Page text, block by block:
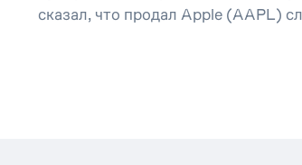
сказал, что продал Apple (AAPL)